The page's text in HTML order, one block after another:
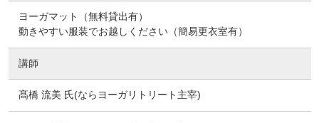
ヨーガマット（無料貸出有）
動きやすい服装でお越しください（簡易更衣室有）
講師
髙橋 流美 氏(ならヨーガリトリート主宰)